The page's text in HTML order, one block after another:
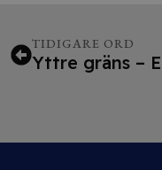
TIDIGARE ORD
Yttre gräns –